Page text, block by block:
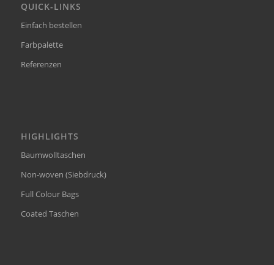
QUICK-LINKS
Einfach bestellen
Farbpalette
Referenzen
HIGHLIGHTS
Baumwolltaschen
Non-woven (Siebdruck)
Full Colour Bags
Coated Taschen